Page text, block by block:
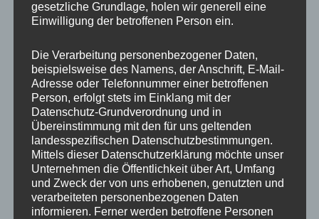
Boho Handyketten: echte
Naturschönheiten und das
Accessoire für den Boho-Look
gesetzliche Grundlage, holen wir generell eine
Einwilligung der betroffenen Person ein.
Die Verarbeitung personenbezogener Daten,
beispielsweise des Namens, der Anschrift, E-Mail-
Adresse oder Telefonnummer einer betroffenen
Person, erfolgt stets im Einklang mit der
Datenschutz-Grundverordnung und in
Übereinstimmung mit den für uns geltenden
landesspezifischen Datenschutzbestimmungen.
Mittels dieser Datenschutzerklärung möchte unser
Unternehmen die Öffentlichkeit über Art, Umfang
und Zweck der von uns erhobenen, genutzten und
verarbeiteten personenbezogenen Daten
informieren. Ferner werden betroffene Personen